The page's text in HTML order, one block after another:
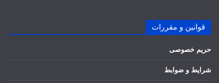
قوانین و مقررات
حریم خصوصی
شرایط و ضوابط